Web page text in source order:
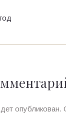
опубликован.